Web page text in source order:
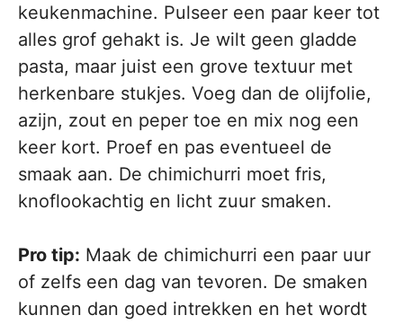
keukenmachine. Pulseer een paar keer tot
alles grof gehakt is. Je wilt geen gladde
pasta, maar juist een grove textuur met
herkenbare stukjes. Voeg dan de olijfolie,
azijn, zout en peper toe en mix nog een
keer kort. Proef en pas eventueel de
smaak aan. De chimichurri moet fris,
knoflookachtig en licht zuur smaken.
Pro tip: Maak de chimichurri een paar uur
of zelfs een dag van tevoren. De smaken
kunnen dan goed intrekken en het wordt